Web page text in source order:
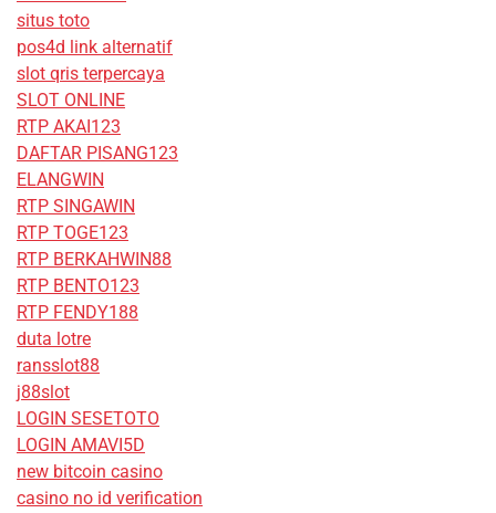
situs toto
pos4d link alternatif
slot qris terpercaya
SLOT ONLINE
RTP AKAI123
DAFTAR PISANG123
ELANGWIN
RTP SINGAWIN
RTP TOGE123
RTP BERKAHWIN88
RTP BENTO123
RTP FENDY188
duta lotre
ransslot88
j88slot
LOGIN SESETOTO
LOGIN AMAVI5D
new bitcoin casino
casino no id verification